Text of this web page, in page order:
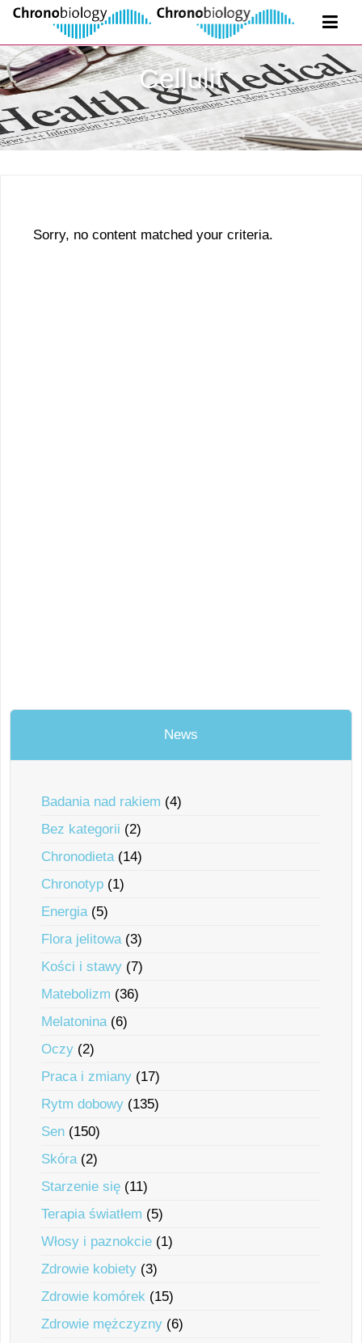
Cellulit
Sorry, no content matched your criteria.
News
Badania nad rakiem (4)
Bez kategorii (2)
Chronodieta(14)
Chronotyp (1)
Energia(5)
Flora jelitowa(3)
Kości i stawy (7)
Matebolizm (36)
Melatonina(6)
Oczy (2)
Praca i zmiany (17)
Rytm dobowy (135)
Sen (150)
Skóra(2)
Starzenie się (11)
Terapia światłem (5)
Włosy i paznokcie (1)
Zdrowie kobiety (3)
Zdrowie komórek (15)
Zdrowie mężczyzny (6)